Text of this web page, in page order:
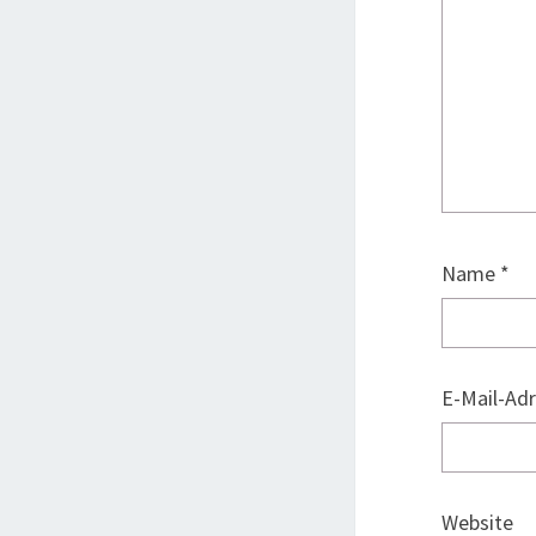
Name *
E-Mail-
Website